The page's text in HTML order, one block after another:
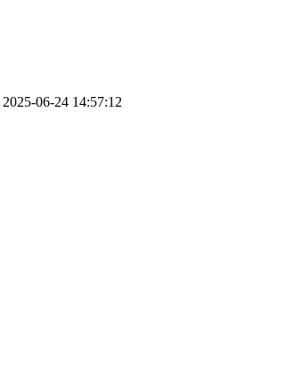
2025-06-24 14:57:12